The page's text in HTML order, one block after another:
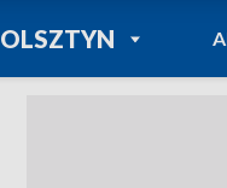
OLSZTYNPOWRÓT DO
TVP REGIONY